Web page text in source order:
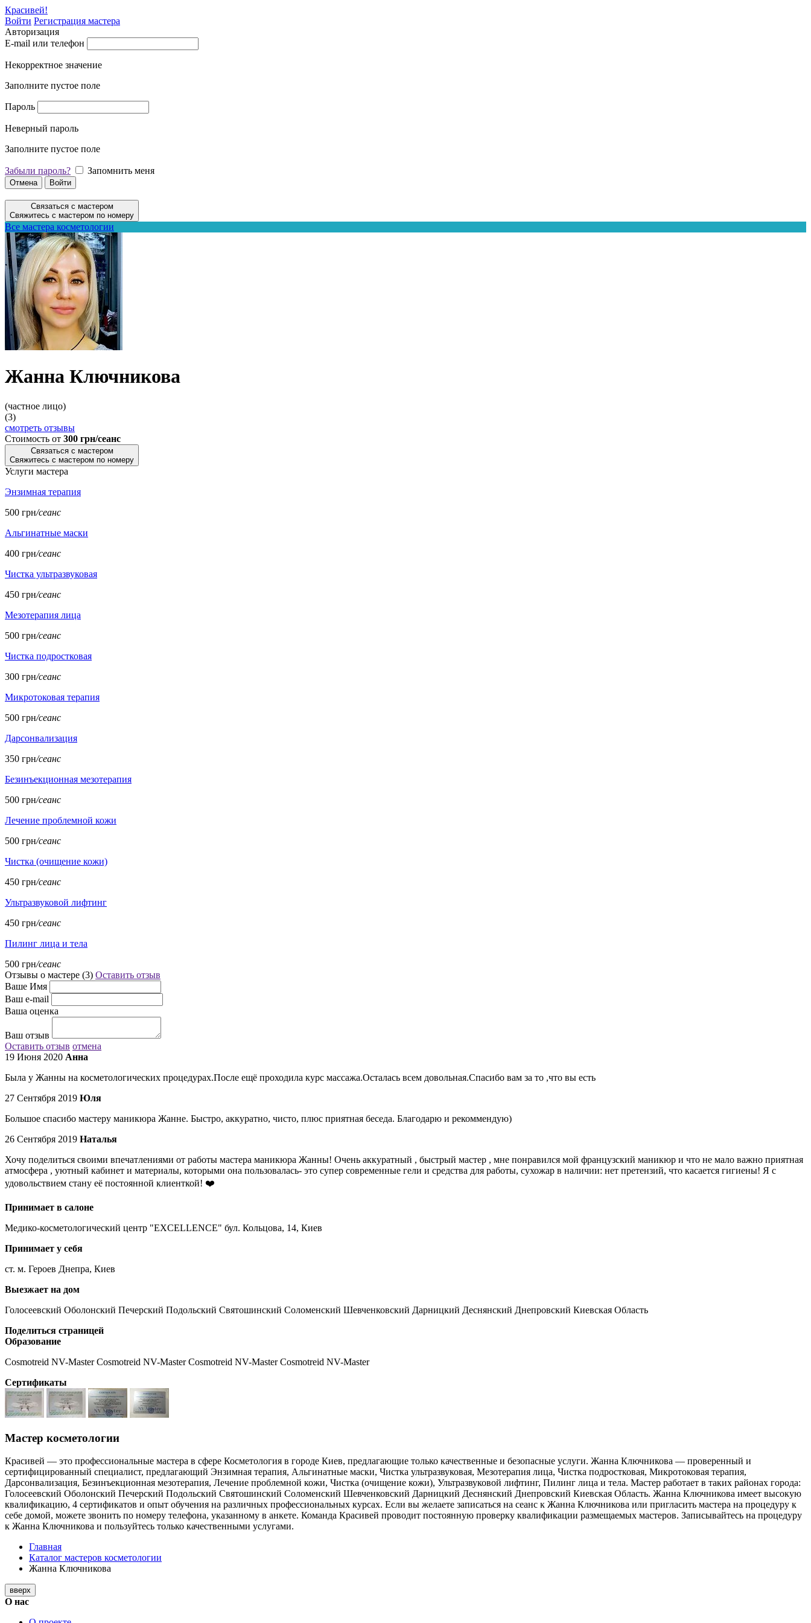
Красивей!
Войти Регистрация мастера
Авторизация
E-mail или телефон
Некорректное значение
Заполните пустое поле
Пароль
Неверный пароль
Заполните пустое поле
Забыли пароль? Запомнить меня
Отмена Войти
Связаться с мастером
Свяжитесь с мастером по номеру
Все мастера косметологии
Жанна Ключникова
(частное лицо)
(3)
смотреть отзывы
Стоимость от 300 грн/сеанс
Связаться с мастером
Свяжитесь с мастером по номеру
Услуги мастера
Энзимная терапия
500 грн/сеанс
Альгинатные маски
400 грн/сеанс
Чистка ультразвуковая
450 грн/сеанс
Мезотерапия лица
500 грн/сеанс
Чистка подростковая
300 грн/сеанс
Микротоковая терапия
500 грн/сеанс
Дарсонвализация
350 грн/сеанс
Безинъекционная мезотерапия
500 грн/сеанс
Лечение проблемной кожи
500 грн/сеанс
Чистка (очищение кожи)
450 грн/сеанс
Ультразвуковой лифтинг
450 грн/сеанс
Пилинг лица и тела
500 грн/сеанс
Отзывы о мастере (3) Оставить отзыв
Ваше Имя
Ваш e-mail
Ваша оценка
Ваш отзыв
Оставить отзыв отмена
19 Июня 2020 Анна
Была у Жанны на косметологических процедурах.После ещё проходила курс массажа.Осталась всем довольная.Спасибо вам за то ,что вы есть
27 Сентября 2019 Юля
Большое спасибо мастеру маникюра Жанне. Быстро, аккуратно, чисто, плюс приятная беседа. Благодарю и рекоммендую)
26 Сентября 2019 Наталья
Хочу поделиться своими впечатлениями от работы мастера маникюра Жанны! Очень аккуратный , быстрый мастер , мне понравился мой французский маникюр и что не мало важно приятная
атмосфера , уютный кабинет и материалы, которыми она пользовалась- это супер современные гели и средства для работы, сухожар в наличии: нет претензий, что касается гигиены! Я с
удовольствием стану её постоянной клиенткой! ❤️
Принимает в салоне
Медико-косметологический центр "EXCELLENCE" бул. Кольцова, 14, Киев
Принимает у себя
ст. м. Героев Днепра, Киев
Выезжает на дом
Голосеевский Оболонский Печерский Подольский Святошинский Соломенский Шевченковский Дарницкий Деснянский Днепровский Киевская Область
Поделиться страницей
Образование
Cosmotreid NV-Master Cosmotreid NV-Master Cosmotreid NV-Master Cosmotreid NV-Master
Сертификаты
Мастер косметологии
Красивей — это профессиональные мастера в сфере Косметология в городе Киев, предлагающие только качественные и безопасные услуги. Жанна Ключникова — проверенный и
сертифицированный специалист, предлагающий Энзимная терапия, Альгинатные маски, Чистка ультразвуковая, Мезотерапия лица, Чистка подростковая, Микротоковая терапия,
Дарсонвализация, Безинъекционная мезотерапия, Лечение проблемной кожи, Чистка (очищение кожи), Ультразвуковой лифтинг, Пилинг лица и тела. Мастер работает в таких районах города:
Голосеевский Оболонский Печерский Подольский Святошинский Соломенский Шевченковский Дарницкий Деснянский Днепровский Киевская Область. Жанна Ключникова имеет высокую
квалификацию, 4 сертификатов и опыт обучения на различных профессиональных курсах. Если вы желаете записаться на сеанс к Жанна Ключникова или пригласить мастера на процедуру к
себе домой, можете звонить по номеру телефона, указанному в анкете. Команда Красивей проводит постоянную проверку квалификации размещаемых мастеров. Записывайтесь на процедуру
к Жанна Ключникова и пользуйтесь только качественными услугами.
Главная
Каталог мастеров косметологии
Жанна Ключникова
вверх
О нас